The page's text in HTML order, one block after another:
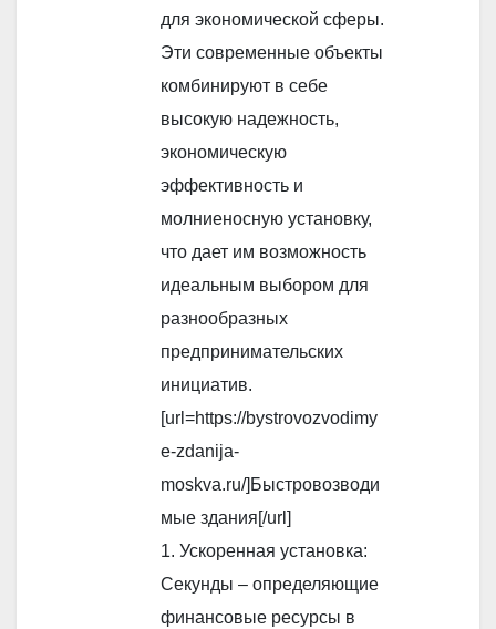
для экономической сферы.
Эти современные объекты
комбинируют в себе
высокую надежность,
экономическую
эффективность и
молниеносную установку,
что дает им возможность
идеальным выбором для
разнообразных
предпринимательских
инициатив.
[url=https://bystrovozvodimy
e-zdanija-
moskva.ru/]Быстровозводи
мые здания[/url]
1. Ускоренная установка:
Секунды – определяющие
финансовые ресурсы в